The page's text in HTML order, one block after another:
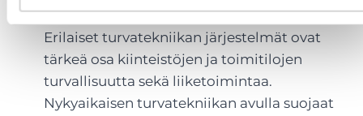
Erilaiset turvatekniikan järjestelmät ovat
tärkeä osa kiinteistöjen ja toimitilojen
turvallisuutta sekä liiketoimintaa.
Nykyaikaisen turvatekniikan avulla suojaat